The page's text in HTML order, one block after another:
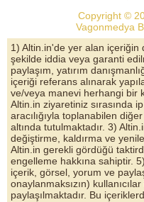
Altın Yorumları
Döviz Kurları
Çeyrek Altın
Bitcoin
Euro/Dolar Parite
Sterlin
Döviz Arşivi
Copyright ©
Vagonmedya
1) Altin.in'de yer alan
şekilde iddia veya garanti
paylaşım, yatırım
içeriği referans alınarak
ve/veya manevi herhangi bir
Altin.in ziyaretiniz sırasında
aracılığıyla toplanabilen
altında tutulmaktadır. 3)
değiştirme, kaldırma ve
Altin.in gerekli gördüğü
engelleme hakkına sahiptir.
içerik, görsel, yorum ve
onaylanmaksızın)
paylaşılmaktadır. Bu